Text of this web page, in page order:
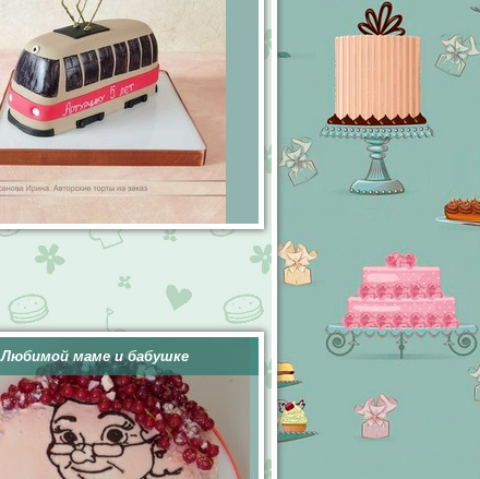
Любимой маме и бабушке